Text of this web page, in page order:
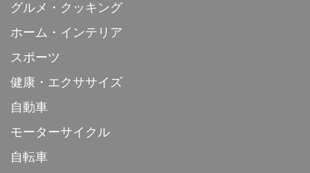
グルメ・クッキング
ホーム・インテリア
スポーツ
健康・エクササイズ
自動車
モーターサイクル
自転車